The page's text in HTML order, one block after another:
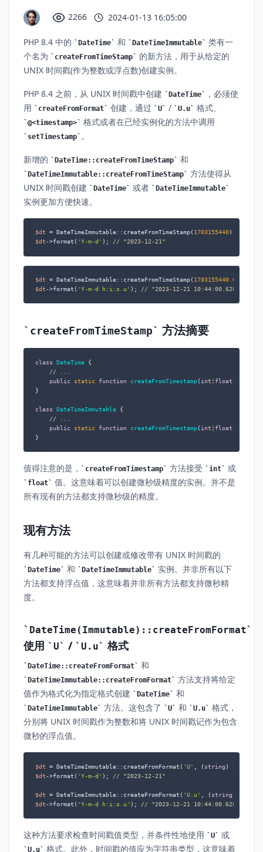
2266 2024-01-13 16:05:00
PHP 8.4 中的 DateTime 和 DateTimeImmutable
类有一
个名为
createFromTimeStamp
的新方法，用于从给定的
UNIX 时间戳(作为整数或浮点数)创建实例。
PHP 8.4 之前，从 UNIX 时间戳中创建 DateTime
，必须使
用
createFromFormat 创建，通过 U / U.u 格式、
@<timestamp> 格式或者在已经实例化的方法中调用
setTimestamp 。
新增的 DateTime::createFromTimeStamp 和
DateTimeImmutable::createFromTimeStamp
方法使得从
UNIX 时间戳创建
DateTime 或者 DateTimeImmutable
实例更加方便快速。
$dt = DateTimeImmutable::createFromTimeStamp( 1703155440
$dt->format( 'Y-m-d' ); // "2023-12-21"
$dt = DateTimeImmutable::createFromTimeStamp( 1703155440.628
$dt->format( 'Y-m-d h:i:s.u' ); // "2023-12-21 10:44:00.628000"
createFromTimeStamp 方法摘要
class DateTime
{
// ...
public
static function createFromTimestamp( int float
}
class DateTimeImmutable
{
// ...
public
static function createFromTimestamp( int float
}
值得注意的是， createFromTimestamp 方法接受 int 或
float
值。这意味着可以创建微秒级精度的实例。并不是
所有现有的方法都支持微秒级的精度。
现有方法
有几种可能的方法可以创建或修改带有 UNIX 时间戳的
DateTime 和 DateTimeImmutable
实例。并非所有以下
方法都支持浮点值，这意味着并非所有方法都支持微秒精
度。
DateTime(Immutable)::createFromFormat
使用 U / U.u 格式
DateTime::createFromFormat 和
DateTimeImmutable::createFromFormat
方法支持将给定
值作为格式化为指定格式创建
DateTime 和
DateTimeImmutable 方法。这包含了 U 和 U.u
格式，
分别将 UNIX 时间戳作为整数和将 UNIX 时间戳记作为包含
微秒的浮点值。
$dt = DateTimeImmutable::createFromFormat( 'U' , ( string )
$dt->format( 'Y-m-d' ); // "2023-12-21"
$dt = DateTimeImmutable::createFromFormat( 'U.u' , ( string
$dt->format( 'Y-m-d h:i:s.u' ); // "2023-12-21 10:44:00.628000"
这种方法要求检查时间戳值类型，并条件性地使用 U 或
U.u 格式。此外，时间戳的值应为字符串类型，这意味着